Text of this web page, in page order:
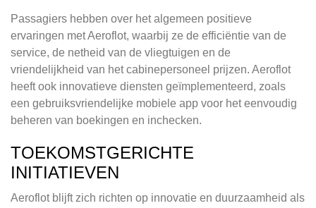
Passagiers hebben over het algemeen positieve
ervaringen met Aeroflot, waarbij ze de efficiëntie van de
service, de netheid van de vliegtuigen en de
vriendelijkheid van het cabinepersoneel prijzen. Aeroflot
heeft ook innovatieve diensten geïmplementeerd, zoals
een gebruiksvriendelijke mobiele app voor het eenvoudig
beheren van boekingen en inchecken.
TOEKOMSTGERICHTE
INITIATIEVEN
Aeroflot blijft zich richten op innovatie en duurzaamheid als